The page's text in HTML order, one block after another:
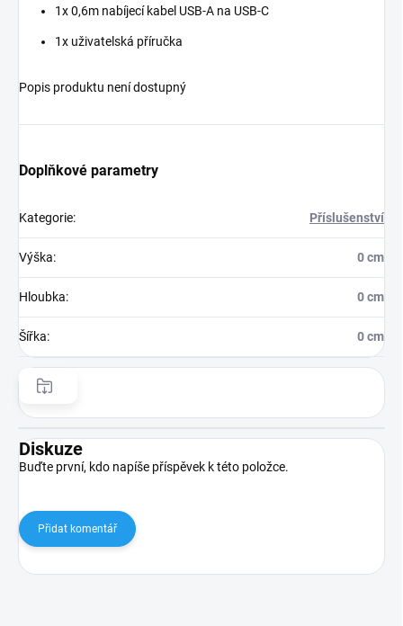
1x 0,6m nabíjecí kabel USB-A na USB-C
1x uživatelská příručka
Popis produktu není dostupný
Doplňkové parametry
Kategorie: Příslušenství
Výška: 0 cm
Hloubka: 0 cm
Šířka: 0 cm
Diskuze
Buďte první, kdo napíše příspěvek k této položce.
Přidat komentář